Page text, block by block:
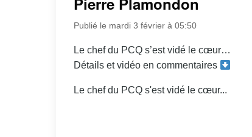
Publié le mardi 3 février à 05:50
Le chef du PCQ s’est vidé le cœur…
Détails et vidéo en commentaires
Le chef du PCQ s'est vidé le cœur...